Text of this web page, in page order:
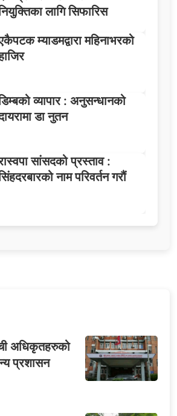
लागि सिफारिस
म्याडमद्वारा महिनाभरको
व्यापार : अनुसन्धानको
डा नुतन
सांसदको प्रस्ताव :
नाम परिवर्तन गरौं
अधिकृतहरुको
प्रशासन